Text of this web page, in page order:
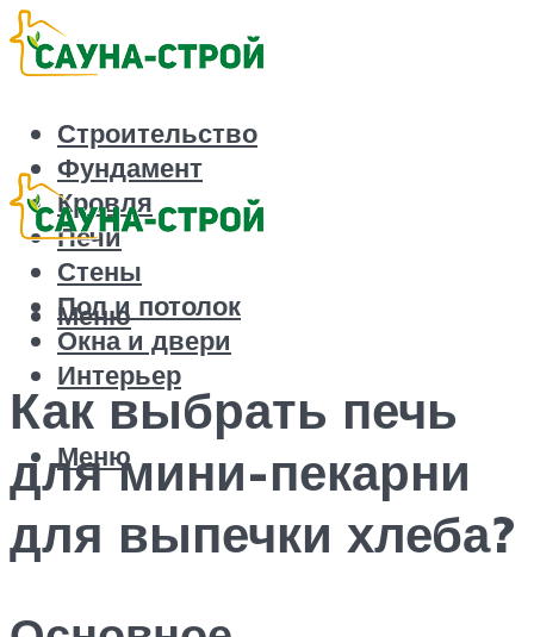
Строительство
Фундамент
Кровля
Печи
Стены
Пол и потолок
Окна и двери
Интерьер
Меню
Меню
Как выбрать печь
для мини-пекарни
для выпечки хлеба?